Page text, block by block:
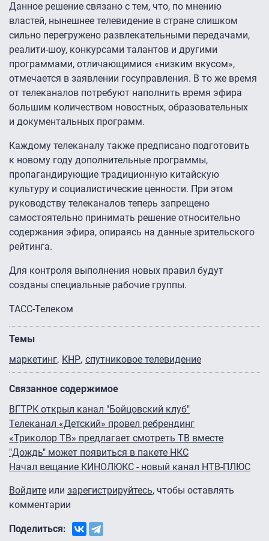
Данное решение связано с тем, что, по мнению
властей, нынешнее телевидение в стране слишком
сильно перегружено развлекательными передачами,
реалити-шоу, конкурсами талантов и другими
программами, отличающимися «низким вкусом»,
отмечается в заявлении госуправления. В то же время
от телеканалов потребуют наполнить время эфира
большим количеством новостных, образовательных
и документальных программ.
Каждому телеканалу также предписано подготовить
к новому году дополнительные программы,
пропагандирующие традиционную китайскую
культуру и социалистические ценности. При этом
руководству телеканалов теперь запрещено
самостоятельно принимать решение относительно
содержания эфира, опираясь на данные зрительского
рейтинга.
Для контроля выполнения новых правил будут
созданы специальные рабочие группы.
ТАСС-Телеком
Темы
маркетинг КНР спутниковое телевидение
Связанное содержимое
ВГТРК открыл канал "Бойцовский клуб"
Телеканал «Детский» провел ребрендинг
«Триколор ТВ» предлагает смотреть ТВ вместе
"Дождь" может появиться в пакете НКС
Начал вещание КИНОЛЮКС - новый канал НТВ-ПЛЮС
Войдите или зарегистрируйтесь, чтобы оставлять
комментарии
Поделиться: